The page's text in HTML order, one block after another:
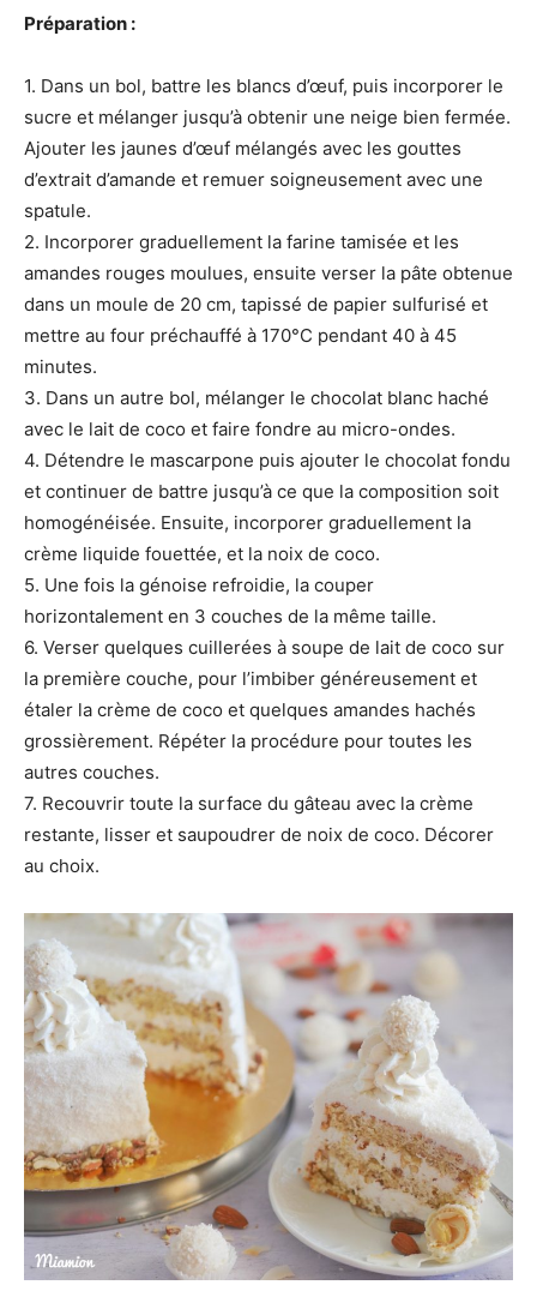
Préparation :
1. Dans un bol, battre les blancs d’œuf, puis incorporer le
sucre et mélanger jusqu’à obtenir une neige bien fermée.
Ajouter les jaunes d’œuf mélangés avec les gouttes
d’extrait d’amande et remuer soigneusement avec une
spatule.
2. Incorporer graduellement la farine tamisée et les
amandes rouges moulues, ensuite verser la pâte obtenue
dans un moule de 20 cm, tapissé de papier sulfurisé et
mettre au four préchauffé à 170°C pendant 40 à 45
minutes.
3. Dans un autre bol, mélanger le chocolat blanc haché
avec le lait de coco et faire fondre au micro-ondes.
4. Détendre le mascarpone puis ajouter le chocolat fondu
et continuer de battre jusqu’à ce que la composition soit
homogénéisée. Ensuite, incorporer graduellement la
crème liquide fouettée, et la noix de coco.
5. Une fois la génoise refroidie, la couper
horizontalement en 3 couches de la même taille.
6. Verser quelques cuillerées à soupe de lait de coco sur
la première couche, pour l’imbiber généreusement et
étaler la crème de coco et quelques amandes hachés
grossièrement. Répéter la procédure pour toutes les
autres couches.
7. Recouvrir toute la surface du gâteau avec la crème
restante, lisser et saupoudrer de noix de coco. Décorer
au choix.